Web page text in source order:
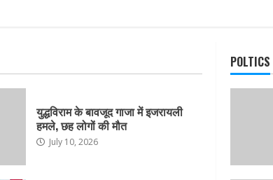
युद्धविराम के बावजूद गाजा में इजरायली
हमले, छह लोगों की मौत
July 10, 2026
POLTICS